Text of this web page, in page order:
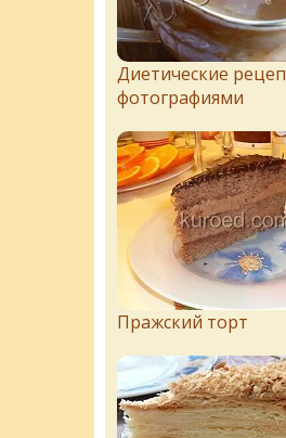
Диетические
фотографиями
Пражский торт